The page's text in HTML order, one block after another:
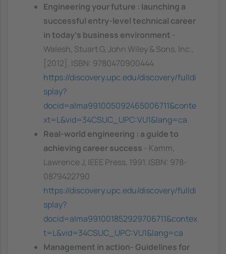
Engineering your future : launching a
successful entry-level technical career
in today's business environment
Walesh, Stuart G, John Wiley & Sons, Inc.,
[2012]. ISBN: 9780470900444
https://discovery.upc.edu/discovery/fulldi
splay?
docid=alma991005092465006711&conte
xt=L&vid=34CSUC_UPC:VU1&lang=ca
Real-world engineering : a guide to
achieving career success
- Kamm,
Lawrence J, IEEE Press, 1991. ISBN: 978-
0879422790
https://discovery.upc.edu/discovery/fulldi
splay?
docid=alma991001852929706711&contex
t=L&vid=34CSUC_UPC:VU1&lang=ca
Management in action- Guidelines for